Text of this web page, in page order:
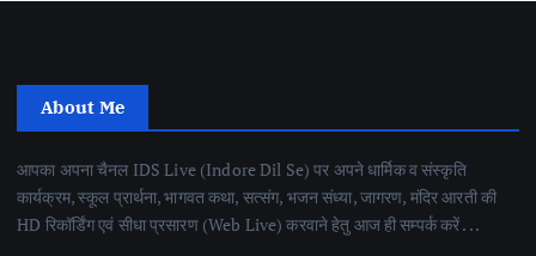
About Me
आपका अपना चैनल IDS Live (Indore Dil Se) पर अपने धार्मिक व संस्कृति
कार्यक्रम, स्कूल प्रार्थना, भागवत कथा, सत्संग, भजन संध्या, जागरण, मंदिर आरती की
HD रिकॉर्डिंग एवं सीधा प्रसारण (Web Live) करवाने हेतु आज ही सम्पर्क करें . . .